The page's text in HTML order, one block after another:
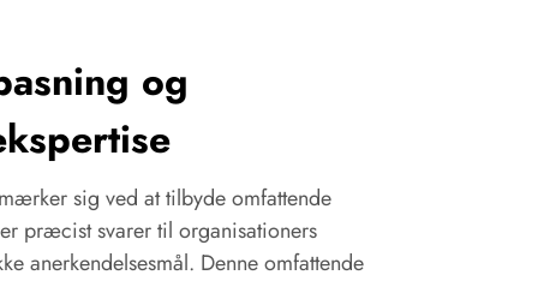
og
sig ved at tilbyde omfattende
præcist svarer til organisationers
anerkendelsesmål. Denne omfattende